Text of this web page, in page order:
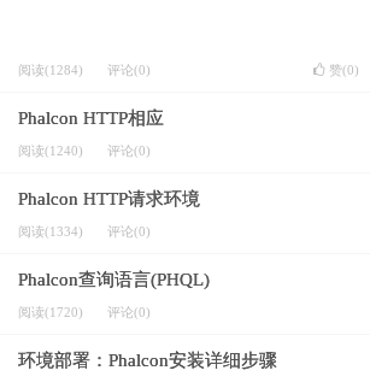
阅读(1284) 评论(0) 赞(0)
Phalcon HTTP相应
阅读(1240) 评论(0)
Phalcon HTTP请求环境
阅读(1334) 评论(0)
Phalcon查询语言(PHQL)
阅读(1720) 评论(0)
环境部署：Phalcon安装详细步骤